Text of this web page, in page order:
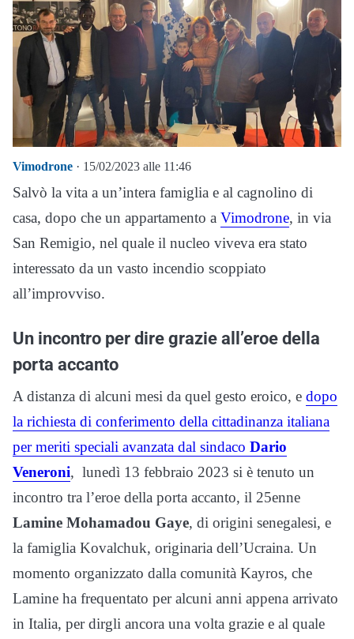
Vimodrone · 15/02/2023 alle 11:46
Salvò la vita a un’intera famiglia e al cagnolino di
casa, dopo che un appartamento a Vimodrone, in via
San Remigio, nel quale il nucleo viveva era stato
interessato da un vasto incendio scoppiato
all’improvviso.
Un incontro per dire grazie all’eroe della
porta accanto
A distanza di alcuni mesi da quel gesto eroico, e dopo
la richiesta di conferimento della cittadinanza italiana
per meriti speciali avanzata dal sindaco Dario
Veneroni, lunedì 13 febbraio 2023 si è tenuto un
incontro tra l’eroe della porta accanto, il 25enne
Lamine Mohamadou Gaye, di origini senegalesi, e
la famiglia Kovalchuk, originaria dell’Ucraina. Un
momento organizzato dalla comunità Kayros, che
Lamine ha frequentato per alcuni anni appena arrivato
in Italia, per dirgli ancora una volta grazie e al quale